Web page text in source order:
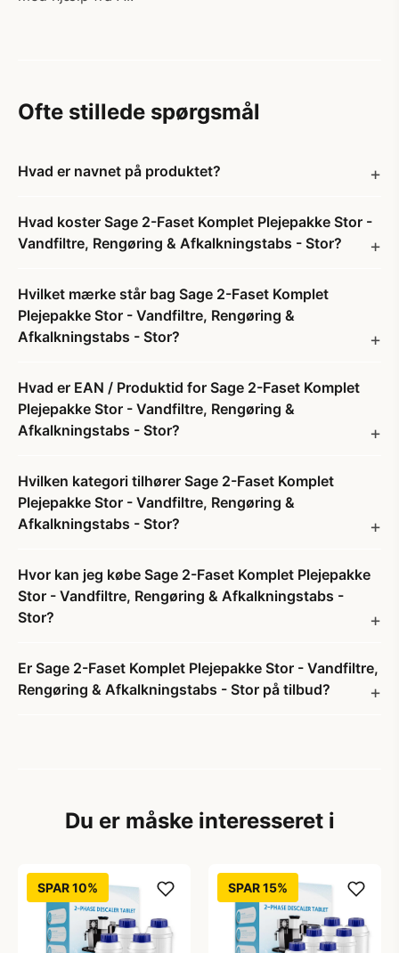
Ofte stillede spørgsmål
Hvad er navnet på produktet?
Hvad koster Sage 2-Faset Komplet Plejepakke Stor -
Vandfiltre, Rengøring & Afkalkningstabs - Stor?
Hvilket mærke står bag Sage 2-Faset Komplet
Plejepakke Stor - Vandfiltre, Rengøring &
Afkalkningstabs - Stor?
Hvad er EAN / Produktid for Sage 2-Faset Komplet
Plejepakke Stor - Vandfiltre, Rengøring &
Afkalkningstabs - Stor?
Hvilken kategori tilhører Sage 2-Faset Komplet
Plejepakke Stor - Vandfiltre, Rengøring &
Afkalkningstabs - Stor?
Hvor kan jeg købe Sage 2-Faset Komplet Plejepakke
Stor - Vandfiltre, Rengøring & Afkalkningstabs -
Stor?
Er Sage 2-Faset Komplet Plejepakke Stor - Vandfiltre,
Rengøring & Afkalkningstabs - Stor på tilbud?
Du er måske interesseret i
SPAR 10% SPAR 15%